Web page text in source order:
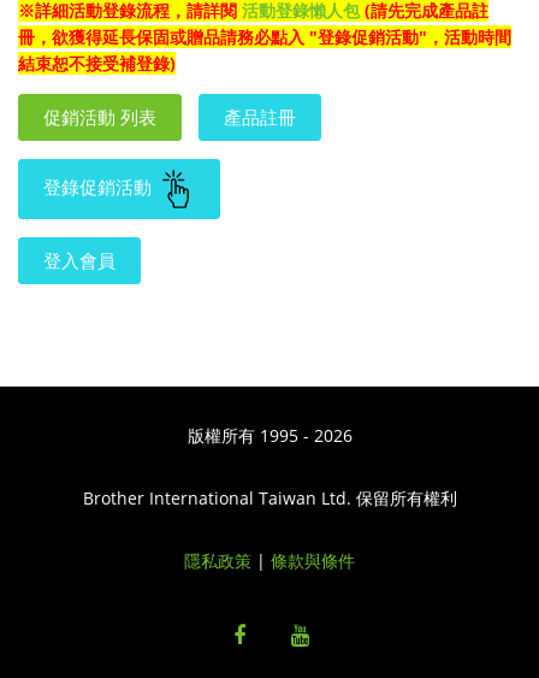
※詳細活動登錄流程，請詳閱 活動登錄懶人包 (請先完成產品註
冊，欲獲得延長保固或贈品請務必點入 "登錄促銷活動"，活動時間
結束恕不接受補登錄)
促銷活動 列表 產品註冊
登錄促銷活動
登入會員
版權所有 1995 - 2026
Brother International Taiwan Ltd. 保留所有權利
隱私政策 | 條款與條件